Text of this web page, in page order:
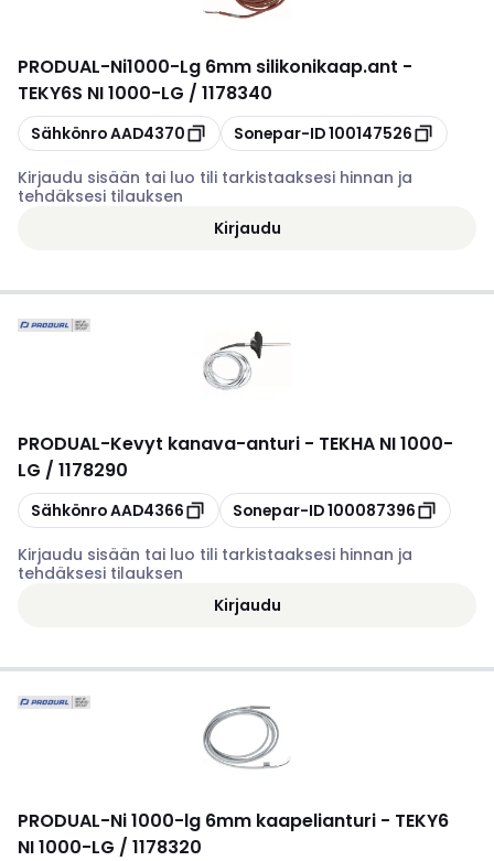
PRODUAL-Ni1000-Lg 6mm silikonikaap.ant -
TEKY6S NI 1000-LG / 1178340
Kopioi
SähkönroAAD4370 Kopioi
Sonepar-ID100147526
Kirjaudu sisään tai luo tili tarkistaaksesi hinnan ja
tehdäksesi tilauksen
Kirjaudu
PRODUAL-Kevyt kanava-anturi - TEKHA NI 1000-
LG / 1178290
Kopioi
SähkönroAAD4366 Kopioi
Sonepar-ID100087396
Kirjaudu sisään tai luo tili tarkistaaksesi hinnan ja
tehdäksesi tilauksen
Kirjaudu
PRODUAL-Ni 1000-lg 6mm kaapelianturi - TEKY6
NI 1000-LG / 1178320